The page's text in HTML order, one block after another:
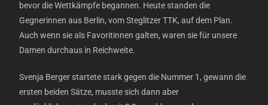
bevor die Wettkämpfe begannen. Heute standen die
Gegnerinnen aus Berlin, vom Steglitzer TTK, auf dem Plan.
Auch wenn sie als Favoritinnen galten, waren sie für unsere
Damen durchaus in Reichweite.
Svenja Berger startete stark gegen die Nummer 1, gewann die
ersten beiden Sätze, musste sich dann aber